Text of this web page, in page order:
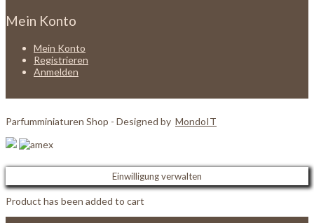
Mein Konto
Mein Konto
Registrieren
Anmelden
Parfumminiaturen Shop - Designed by MondoIT
Einwilligung verwalten
Product has been added to cart